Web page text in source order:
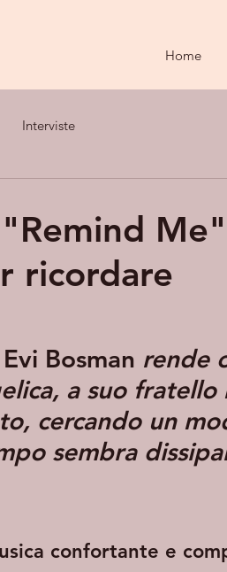
Home
Interviste
ricordare
Evi Bosman rende
a suo
cercando un
sembra
confortante e